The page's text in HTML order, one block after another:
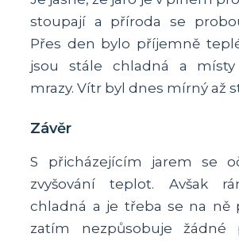
stoupají a příroda se
Přes den bylo příjemně
jsou stále chladná a
mrazy. Vítr byl dnes mírný až
Závěr
S přicházejícím jarem se
zvyšování teplot. Avšak
chladná a je třeba se na ně
zatím nezpůsobuje žádné